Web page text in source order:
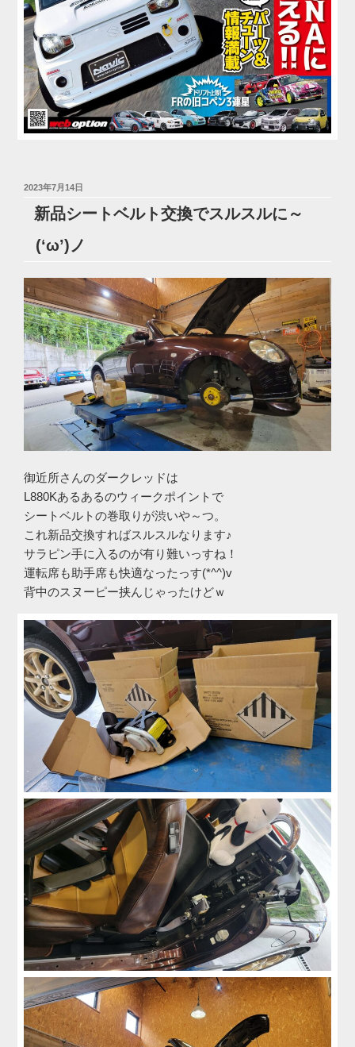
投
2023年7月14日
新品シートベルト交換でスルスルに～
(‘ω’)ノ
御近所さんのダークレッドは
L880Kあるあるのウィークポイントで
シートベルトの巻取りが渋いや～つ。
これ新品交換すればスルスルなります♪
サラピン手に入るのが有り難いっすね！
運転席も助手席も快適なったっす(*^^)v
背中のスヌーピー挟んじゃったけどｗ